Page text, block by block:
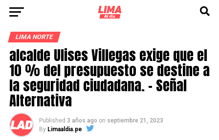
LIMA NORTE
alcalde Ulises Villegas exige que el
10 % del presupuesto se destine a
la seguridad ciudadana. – Señal
Alternativa
Published 3 años ago on septiembre 21, 2023
By Limaaldia.pe